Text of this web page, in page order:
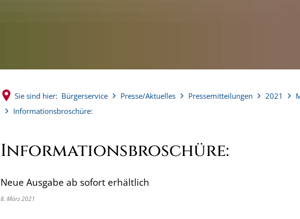
Sie sind hier: Bürgerservice Presse/Aktuelles Pressemitteilungen 2021
Informationsbroschüre:
Informationsbroschüre:
Neue Ausgabe ab sofort erhältlich
8. März 2021